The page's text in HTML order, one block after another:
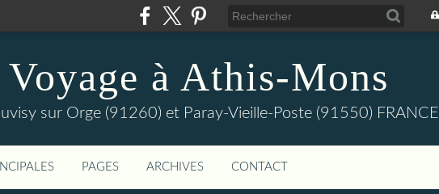
Voyage à Athis-Mons
sur Orge (91260) et Paray-Vieille-Poste (91550) FRANCE
PAGES ARCHIVES CONTACT